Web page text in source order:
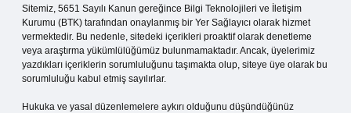
Sitemiz, 5651 Sayılı Kanun gereğince Bilgi Teknolojileri ve İletişim
Kurumu (BTK) tarafından onaylanmış bir Yer Sağlayıcı olarak hizmet
vermektedir. Bu nedenle, sitedeki içerikleri proaktif olarak denetleme
veya araştırma yükümlülüğümüz bulunmamaktadır. Ancak, üyelerimiz
yazdıkları içeriklerin sorumluluğunu taşımakta olup, siteye üye olarak bu
sorumluluğu kabul etmiş sayılırlar.
Hukuka ve yasal düzenlemelere aykırı olduğunu düşündüğünüz